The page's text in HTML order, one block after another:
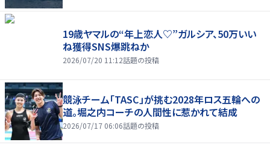
19歳ヤマルの“年上恋人♡”ガルシア、50万いい
ね獲得SNS爆跳ねか
2026/07/20 11:12話題の投稿
競泳チーム「TASC」が挑む2028年ロス五輪への
道。堀之内コーチの人間性に惹かれて結成
2026/07/17 06:06話題の投稿